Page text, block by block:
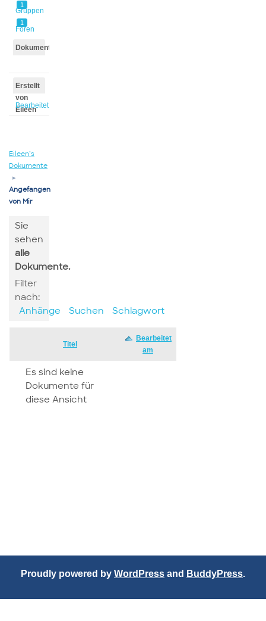
1
Gruppen
1
Foren
Dokumente
Erstellt
von
Eileen
Bearbeitet
Eileen’s
Dokumente
▸
Angefangen
von Mir
Sie
sehen
alle
Dokumente.
Filter
nach:
Anhänge
Suchen Schlagwort
Titel
Bearbeitet
am
Es sind keine
Dokumente für
diese Ansicht
Proudly powered by WordPress and BuddyPress.